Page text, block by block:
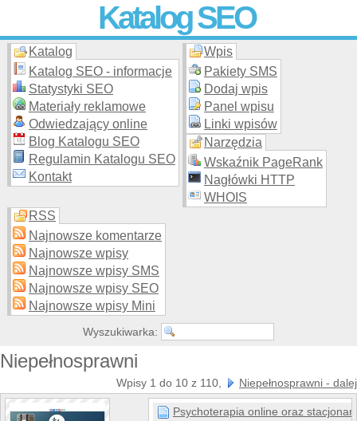
Katalog SEO
Skuteczna i promocja stron WWW –
moderowanego katalogu za darmo!
Katalog
Katalog SEO - informacje
Statystyki SEO
Materiały reklamowe
Odwiedzający online
Blog Katalogu SEO
Regulamin Katalogu SEO
Kontakt
Wpis
Pakiety SMS
Dodaj wpis
Panel wpisu
Linki wpisów
Narzędzia
Wskaźnik PageRank
Nagłówki HTTP
WHOIS
RSS
Najnowsze komentarze
Najnowsze wpisy
Najnowsze wpisy SMS
Najnowsze wpisy SEO
Najnowsze wpisy Mini
Wyszukiwarka:
Niepełnosprawni
Wpisy 1 do 10 z 110, Niepełnosprawni - dalej
Psychoterapia online oraz